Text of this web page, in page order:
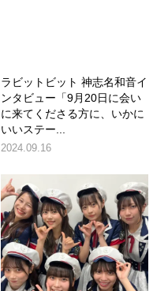
ラビットビット 神志名和音イ
ンタビュー「9月20日に会い
に来てくださる方に、いかに
いいステー...
2024.09.16